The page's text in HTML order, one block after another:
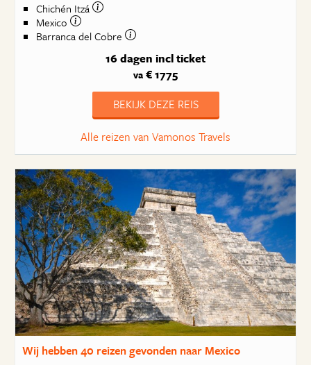
Chichén Itzá
Mexico
Barranca del Cobre
16 dagen incl ticket
va € 1775
BEKIJK DEZE REIS
Alle reizen van Vamonos Travels
Wij hebben40 reizengevonden naar Mexico